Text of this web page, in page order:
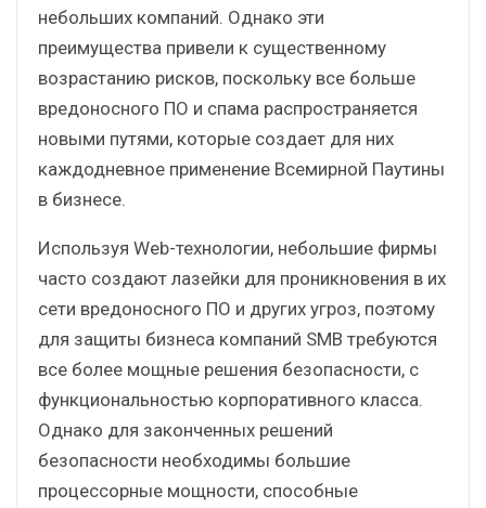
небольших компаний. Однако эти
преимущества привели к существенному
возрастанию рисков, поскольку все больше
вредоносного ПО и спама распространяется
новыми путями, которые создает для них
каждодневное применение Всемирной Паутины
в бизнесе.
Используя Web-технологии, небольшие фирмы
часто создают лазейки для проникновения в их
сети вредоносного ПО и других угроз, поэтому
для защиты бизнеса компаний SMB требуются
все более мощные решения безопасности, с
функциональностью корпоративного класса.
Однако для законченных решений
безопасности необходимы большие
процессорные мощности, способные